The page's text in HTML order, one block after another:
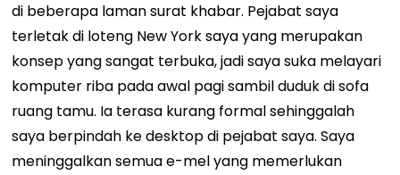
di beberapa laman surat khabar. Pejabat saya
terletak di loteng New York saya yang merupakan
konsep yang sangat terbuka, jadi saya suka melayari
komputer riba pada awal pagi sambil duduk di sofa
ruang tamu. Ia terasa kurang formal sehinggalah
saya berpindah ke desktop di pejabat saya. Saya
meninggalkan semua e-mel yang memerlukan